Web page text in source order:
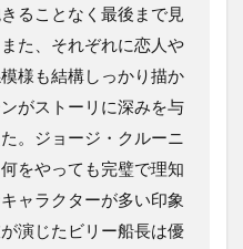
ることなく最後まで見
た、それぞれに恋人や
様も結構しっかり描か
がストーリに深みを与
。ジョージ・クルーニ
をやっても完璧で理知
ャラクターが多い印象
演じたビリー船長は優